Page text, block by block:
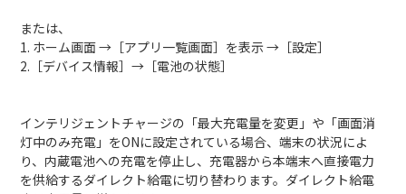
または、
1. ホーム画面 →［アプリ一覧画面］を表示 →［設定］
2.［デバイス情報］→［電池の状態］
インテリジェントチャージの「最大充電量を変更」や「画面消
灯中のみ充電」をONに設定されている場合、端末の状況によ
り、内蔵電池への充電を停止し、充電器から本端末へ直接電力
を供給するダイレクト給電に切り替わります。ダイレクト給電